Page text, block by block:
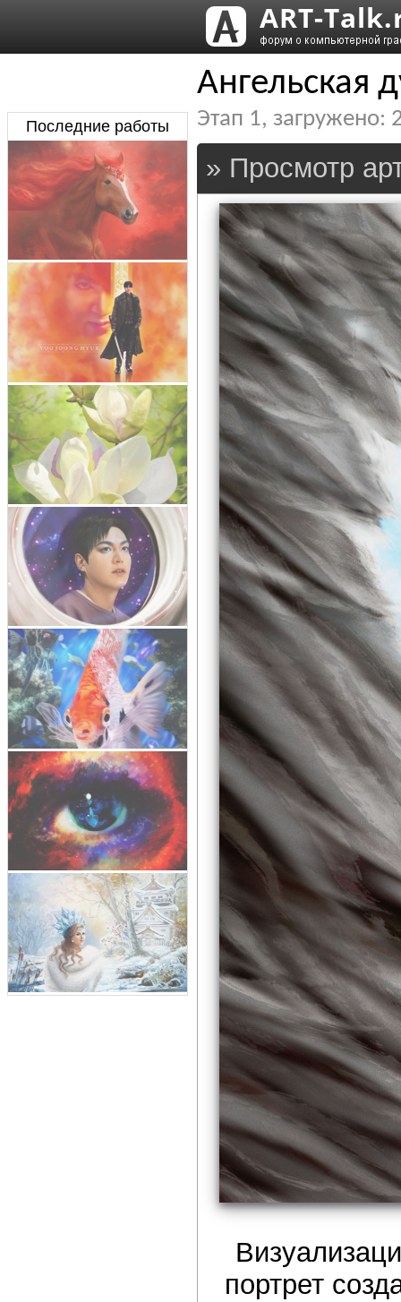
Ангельская
Этап 1, загружено:
» Просмотр
портрет
Последние работы